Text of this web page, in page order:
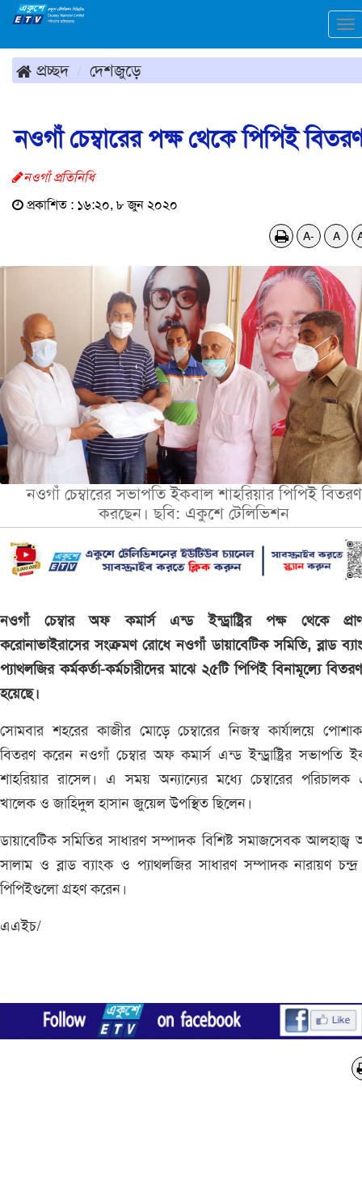
প্রচ্ছদ দেশজুড়ে
নওগাঁ চেম্বারের পক্ষ থেকে পিপিই
নওগাঁ প্রতিনিধি
প্রকাশিত : ১৬:২০, ৮ জুন ২০২০
A- A
নওগাঁ চেম্বারের সভাপতি ইকবাল শাহরিয়ার পিপিই বিতরণ
করছেন। ছবি: একুশে টেলিভিশন
নওগাঁ চেম্বার অফ কমার্স এন্ড ইন্ড্রাষ্ট্রির পক্ষ থেকে
করোনাভাইরাসের সংক্রমণ রোধে নওগাঁ ডায়াবেটিক সমিতি, ব্লাড
প্যাথলজির কর্মকর্তা-কর্মচারীদের মাঝে ২৫টি পিপিই বিনামূল্যে
হয়েছে।
সোমবার শহরের কাজীর মোড়ে চেম্বারের নিজস্ব কার্যালয়ে
বিতরণ করেন নওগাঁ চেম্বার অফ কমার্স এন্ড ইন্ড্রাষ্ট্রির সভাপতি
শাহরিয়ার রাসেল। এ সময় অন্যান্যের মধ্যে চেম্বারের
খালেক ও জাহিদুল হাসান জুয়েল উপস্থিত ছিলেন।
ডায়াবেটিক সমিতির সাধারণ সম্পাদক বিশিষ্ট সমাজসেবক আলহাজ্ব
সালাম ও ব্লাড ব্যাংক ও প্যাথলজির সাধারণ সম্পাদক নারায়ণ চন্দ্র
পিপিইগুলো গ্রহণ করেন।
এএইচ/